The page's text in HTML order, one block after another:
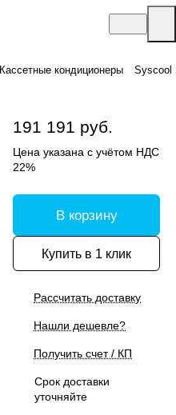
Кассетные кондиционеры Syscool
191 191 руб.
Цена указана с учётом НДС
22%
В корзину
Купить в 1 клик
Рассчитать доставку
Нашли дешевле?
Получить счет / КП
Срок доставки
уточняйте